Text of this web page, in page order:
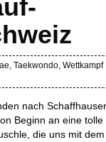
, Taekwondo, Wettkampf
nach
Beginn an eine
die uns mit